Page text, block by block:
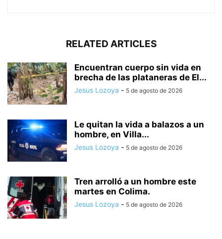
RELATED ARTICLES
Encuentran cuerpo sin vida en
brecha de las plataneras de El...
Jesus Lozoya - 5 de agosto de 2026
Le quitan la vida a balazos a un
hombre, en Villa...
Jesus Lozoya - 5 de agosto de 2026
Tren arrolló a un hombre este
martes en Colima.
Jesus Lozoya - 5 de agosto de 2026